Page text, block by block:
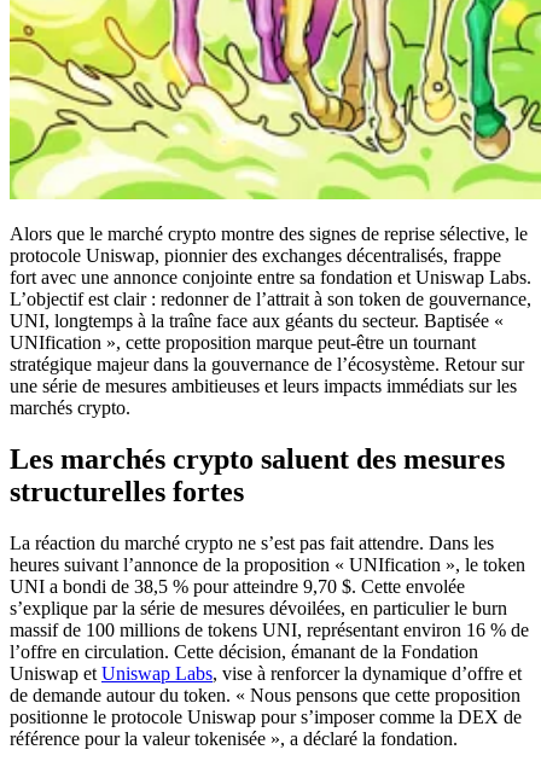
Alors que le marché crypto montre des signes de reprise sélective, le
protocole Uniswap, pionnier des exchanges décentralisés, frappe
fort avec une annonce conjointe entre sa fondation et Uniswap Labs.
L’objectif est clair : redonner de l’attrait à son token de gouvernance,
UNI, longtemps à la traîne face aux géants du secteur. Baptisée «
UNIfication », cette proposition marque peut-être un tournant
stratégique majeur dans la gouvernance de l’écosystème. Retour sur
une série de mesures ambitieuses et leurs impacts immédiats sur les
marchés crypto.
Les marchés crypto saluent des mesures
structurelles fortes
La réaction du marché crypto ne s’est pas fait attendre. Dans les
heures suivant l’annonce de la proposition « UNIfication », le token
UNI a bondi de 38,5 % pour atteindre 9,70 $. Cette envolée
s’explique par la série de mesures dévoilées, en particulier le burn
massif de 100 millions de tokens UNI, représentant environ 16 % de
l’offre en circulation. Cette décision, émanant de la Fondation
Uniswap et Uniswap Labs, vise à renforcer la dynamique d’offre et
de demande autour du token. « Nous pensons que cette proposition
positionne le protocole Uniswap pour s’imposer comme la DEX de
référence pour la valeur tokenisée », a déclaré la fondation.